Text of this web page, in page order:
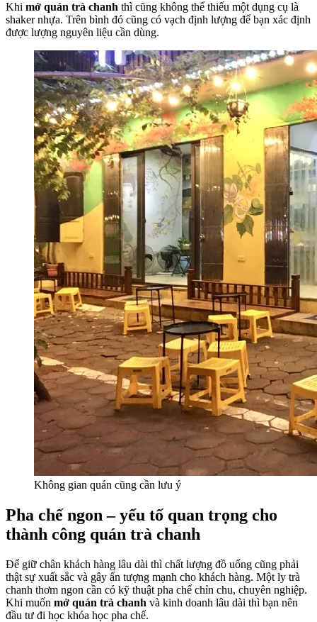
Khi mở quán trà chanh thì cũng không thể thiếu một dụng cụ là
shaker nhựa. Trên bình đó cũng có vạch định lượng để bạn xác định
được lượng nguyên liệu cần dùng.
Không gian quán cũng cần lưu ý
Pha chế ngon – yếu tố quan trọng cho
thành công quán trà chanh
Để giữ chân khách hàng lâu dài thì chất lượng đồ uống cũng phải
thật sự xuất sắc và gây ấn tượng mạnh cho khách hàng. Một ly trà
chanh thơm ngon cần có kỹ thuật pha chế chỉn chu, chuyên nghiệp.
Khi muốn mở quán trà chanh và kinh doanh lâu dài thì bạn nên
đầu tư đi học khóa học pha chế.